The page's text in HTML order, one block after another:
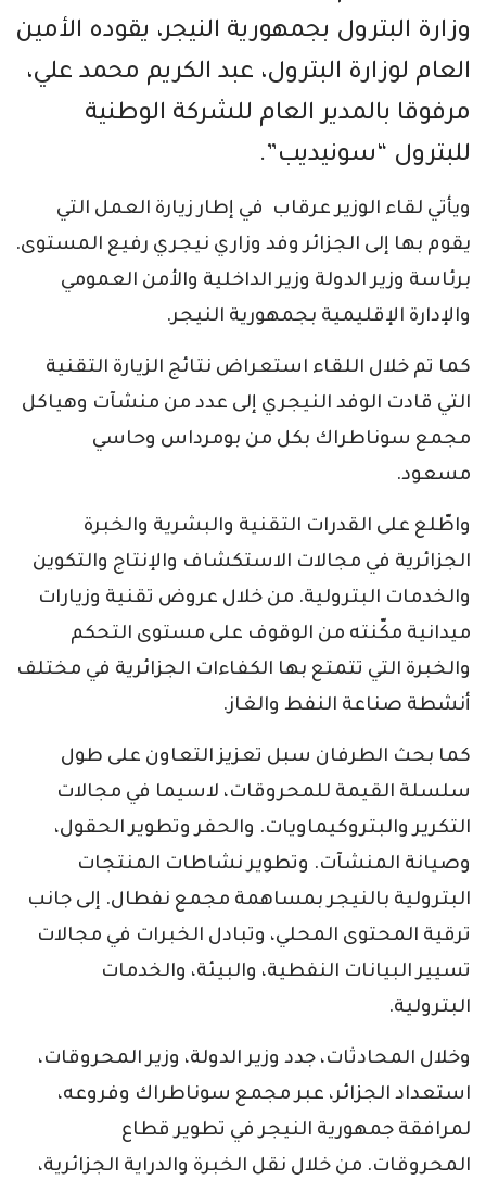
وزارة البترول بجمهورية النيجر، يقوده الأمين
العام لوزارة البترول، عبد الكريم محمد علي،
مرفوقا بالمدير العام للشركة الوطنية
للبترول “سونيديب”.
ويأتي لقاء الوزير عرقاب في إطار زيارة العمل التي
يقوم بها إلى الجزائر وفد وزاري نيجري رفيع المستوى.
برئاسة وزير الدولة وزير الداخلية والأمن العمومي
والإدارة الإقليمية بجمهورية النيجر.
كما تم خلال اللقاء استعراض نتائج الزيارة التقنية
التي قادت الوفد النيجري إلى عدد من منشآت وهياكل
مجمع سوناطراك بكل من بومرداس وحاسي
مسعود.
واطّلع على القدرات التقنية والبشرية والخبرة
الجزائرية في مجالات الاستكشاف والإنتاج والتكوين
والخدمات البترولية. من خلال عروض تقنية وزيارات
ميدانية مكّنته من الوقوف على مستوى التحكم
والخبرة التي تتمتع بها الكفاءات الجزائرية في مختلف
أنشطة صناعة النفط والغاز.
كما بحث الطرفان سبل تعزيز التعاون على طول
سلسلة القيمة للمحروقات، لاسيما في مجالات
التكرير والبتروكيماويات. والحفر وتطوير الحقول،
وصيانة المنشآت. وتطوير نشاطات المنتجات
البترولية بالنيجر بمساهمة مجمع نفطال. إلى جانب
ترقية المحتوى المحلي، وتبادل الخبرات في مجالات
تسيير البيانات النفطية، والبيئة، والخدمات
البترولية.
وخلال المحادثات، جدد وزير الدولة، وزير المحروقات،
استعداد الجزائر، عبر مجمع سوناطراك وفروعه،
لمرافقة جمهورية النيجر في تطوير قطاع
المحروقات. من خلال نقل الخبرة والدراية الجزائرية،